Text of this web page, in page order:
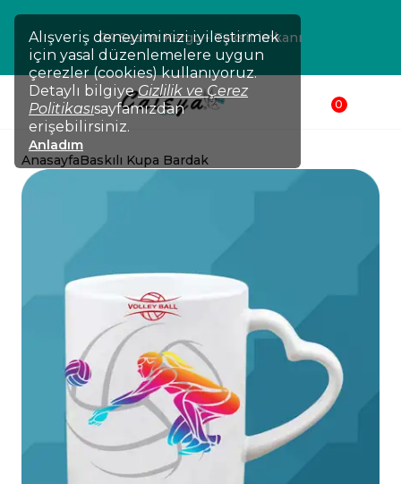
Alışveriş deneyiminizi iyileştirmek
için yasal düzenlemelere uygun
çerezler (cookies) kullanıyoruz.
Detaylı bilgiye Gizlilik ve Çerez
Politikasısayfamızdan
erişebilirsiniz.
Anladım
24 Saatte Kargo - Taksit İmkanı
0
AnasayfaBaskılı Kupa Bardak